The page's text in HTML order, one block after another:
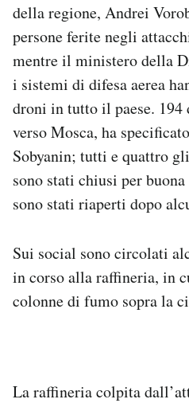
della regione, Andrei
persone ferite negli
mentre il ministero della
i sistemi di difesa aerea
droni in tutto il paese.
verso Mosca, ha
Sobyanin; tutti e quattro
sono stati chiusi per
sono stati riaperti dopo
Sui social sono circolati
in corso alla raffineria, in
colonne di fumo sopra la
La raffineria colpita